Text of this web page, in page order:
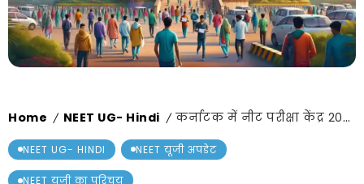
Home / NEET UG- Hindi / कर्नाटक में नीट परीक्षा केंद्र 2024, महत्वपूर्ण दिशानिर्देश
NEET UG- HINDI NEET यूजी अपडेट
NEET यूजी का परिचय